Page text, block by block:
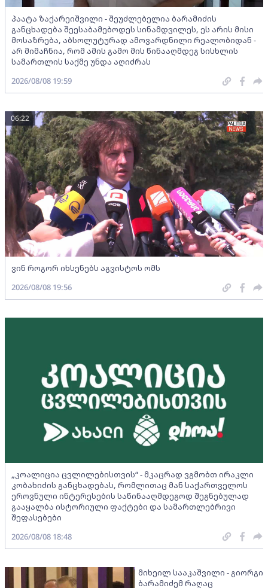
პაატა ზაქარეიშვილი - შეუძლებელია ბარამიძის
განცხადება შეესაბამებოდეს სინამდვილეს, ეს არის მისი
მოსაზრება, აბსოლუტურად ამოვარდნილი რეალობიდან -
არ მიმაჩნია, რომ ამის გამო მის წინააღმდეგ სისხლის
სამართლის საქმე უნდა აღიძრას
2026/08/08 19:59
ვინ როგორ იხსენებს აგვისტოს ომს
06:22
2026/08/08 19:56
„კოალიცია ცვლილებისთვის“ - მკაცრად ვგმობთ ირაკლი
კობახიძის განცხადებას, რომლითაც მან საქართველოს
ეროვნული ინტერესების საწინააღმდეგოდ შეგნებულად
გააყალბა ისტორიული ფაქტები და სამართლებრივი
შეფასებები
2026/08/08 18:48
მიხეილ სააკაშვილი - გიორგი
ბარამიძემ რაღაც